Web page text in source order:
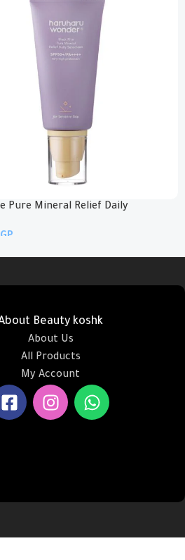
يحتوي على مستخلص زهرة
قوام منعش يُمتص بسرعة عند
تم اختبار تهيج الجلد، و هو
Pure Mineral Relief Daily
Beauty koshk
About Us
All Products
My Account